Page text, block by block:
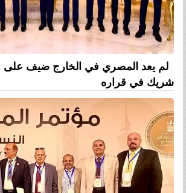
لم يعد المصري في الخارج ضيف
شريك في قراره